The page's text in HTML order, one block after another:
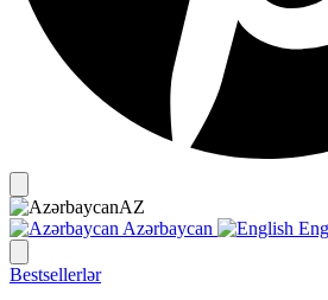
AZ
Azərbaycan
Bestsellerlər